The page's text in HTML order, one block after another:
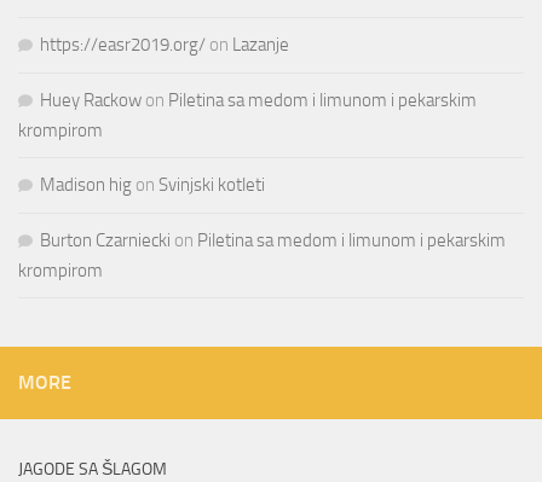
https://easr2019.org/ on Lazanje
Huey Rackow on Piletina sa medom i limunom i pekarskim
krompirom
Madison hig on Svinjski kotleti
Burton Czarniecki on Piletina sa medom i limunom i pekarskim
krompirom
MORE
JAGODE SA ŠLAGOM